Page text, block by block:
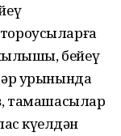
бейеү
урынында
тамашасылар
күңелдән